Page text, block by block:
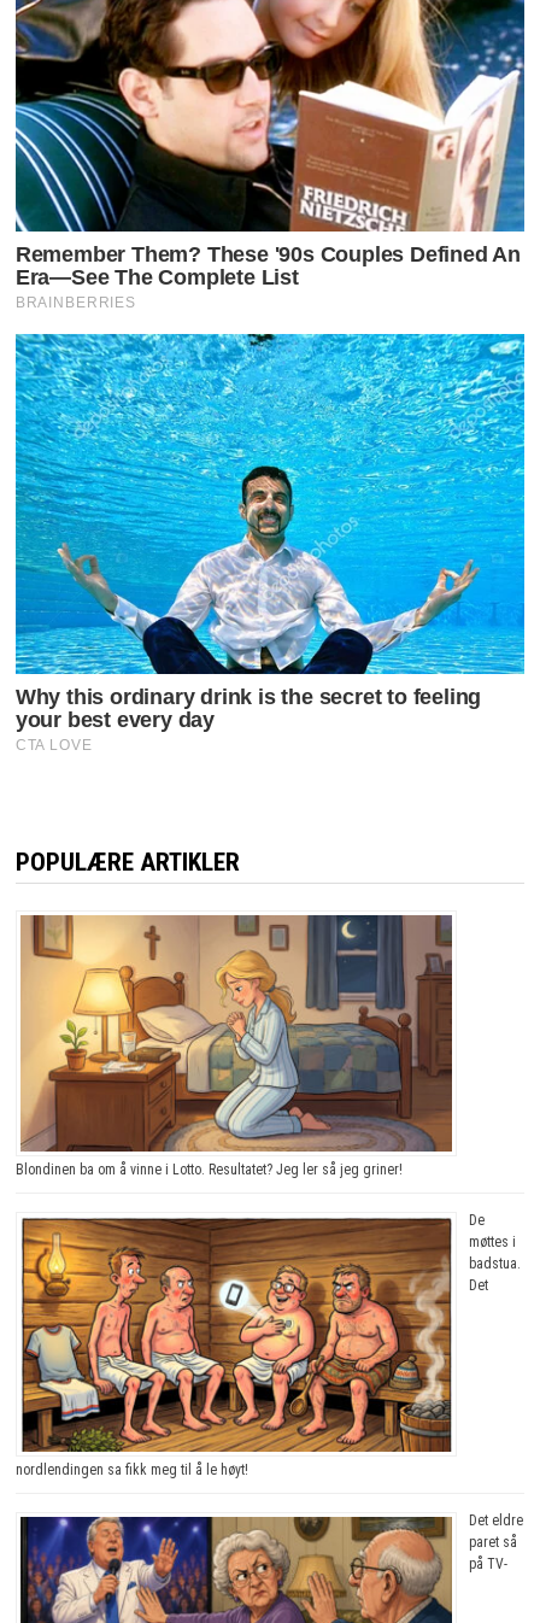
POPULÆRE ARTIKLER
Blondinen ba om å vinne i Lotto. Resultatet? Jeg ler så jeg griner!
De
møttes i
badstua.
Det
nordlendingen sa fikk meg til å le høyt!
Det eldre
paret så
på TV-